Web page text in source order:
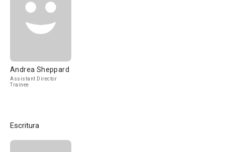
Andrea Sheppard
Assistant Director
Trainee
Escritura